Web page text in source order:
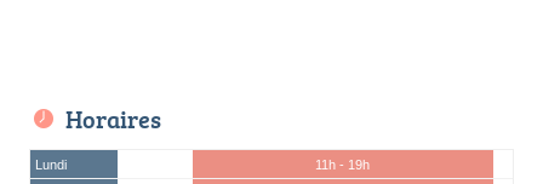
Horaires
Lundi
11h - 19h